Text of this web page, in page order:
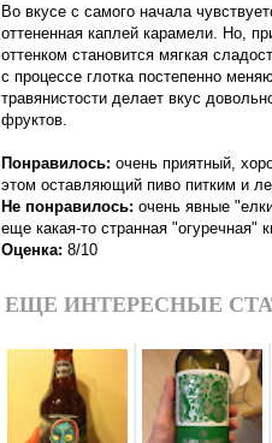
Во вкусе с самого начала
оттененная каплей карамели. Но,
оттенком становится мягкая
с процессе глотка постепенно
травянистости делает вкус
фруктов.
Понравилось: очень приятный,
этом оставляющий пиво питким и
Не понравилось: очень явные
еще какая-то странная "огуречная"
Оценка: 8/10
ЕЩЕ ИНТЕРЕСНЫЕ